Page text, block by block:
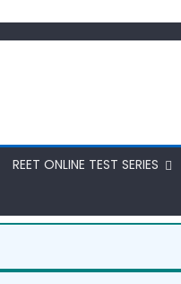
REET ONLINE TEST SERIES